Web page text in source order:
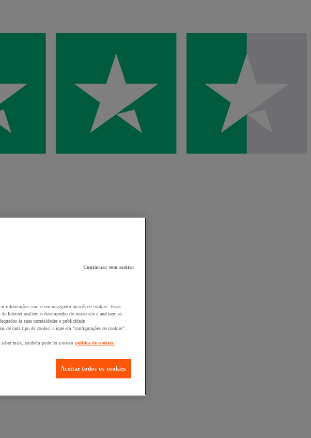
Continuar sem aceitar
informações com o seu navegador através de cookies. Essas
Internet avaliem o desempenho do nosso site e analisem as
às suas necessidades e publicidade
de cada tipo de cookie, clique em "configurações de cookies".
mais, também pode ler a nossa política de cookies.
Aceitar todos os cookies